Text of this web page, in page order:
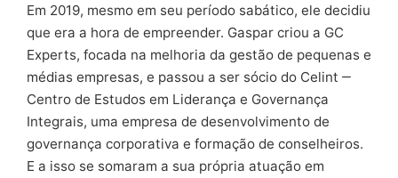
Em 2019, mesmo em seu período sabático, ele decidiu
que era a hora de empreender. Gaspar criou a GC
Experts, focada na melhoria da gestão de pequenas e
médias empresas, e passou a ser sócio do Celint ‒
Centro de Estudos em Liderança e Governança
Integrais, uma empresa de desenvolvimento de
governança corporativa e formação de conselheiros.
E a isso se somaram a sua própria atuação em